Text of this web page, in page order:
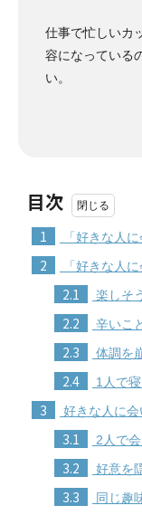
仕事で忙しいカ
容になっている
い。
目次
1 「好きな人
2 「好きな人
2.1 楽しそ
2.2 辛いこ
2.3 体調を
2.4 1人で
3 好きな人に
3.1 2人で
3.2 好意を
3.3 同じ趣